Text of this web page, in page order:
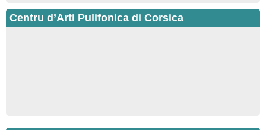
Centru d’Arti Pulifonica di Corsica